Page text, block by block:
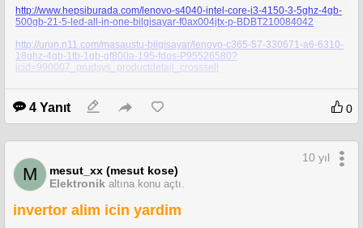
http://www.hepsiburada.com/lenovo-s4040-intel-core-i3-4150-3-5ghz-4gb-
500gb-21-5-led-all-in-one-bilgisayar-f0ax004jtx-p-BDBT210084042
http://urun.n11.com/masaustu-bilgisayar/lenovo-c365-57-330671-a6-6310-
18ghz-4gb-1tb-1gb-gf800a-195-fdos-P95526580?
icid=990007_prudsys_productdetail_crosssell
yardimlarinizi beklerim beklerim
4 Yanıt 0
M
mesut_xx (mesut kose)
Elektronik altına konu açtı.
10 yıl
invertor alim icin yardim